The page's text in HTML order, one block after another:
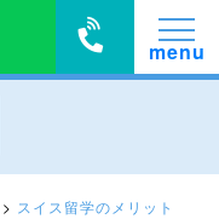
> スイス留学のメリット